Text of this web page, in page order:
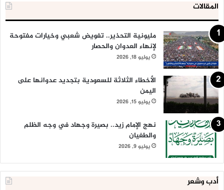
المقالات
مليونية التحذير.. تفويض شعبي وخيارات مفتوحة
لإنهاء العدوان والحصار
يوليو 18, 2026
الأخطاء الثلاثة للسعودية بتجديد عدوانها على
اليمن
يوليو 15, 2026
نهج الإمام زيد.. بصيرة وجهاد في وجه الظلم
والطغيان
يوليو 9, 2026
أدب وشعر